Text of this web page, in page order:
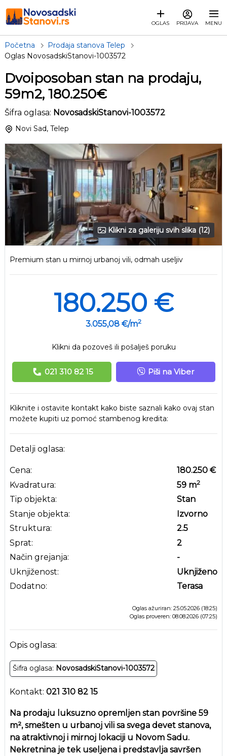
OGLAS PRIJAVA MENU
Početna
Prodaja stanova Telep
Oglas NovosadskiStanovi-1003572
Dvoiposoban stan na prodaju,
59m2, 180.250€
Šifra oglasa: NovosadskiStanovi-1003572
Novi Sad, Telep
Klikni za galeriju svih slika (12)
Premium stan u mirnoj urbanoj vili, odmah useljiv
180.250 €
3.055,08 €/m2
Klikni da pozoveš ili pošalješ poruku
021 310 82 15 Piši na Viber
Kliknite i ostavite kontakt kako biste saznali kako ovaj stan
možete kupiti uz pomoć stambenog kredita:
Detalji oglasa:
Cena:
Kvadratura:
Tip objekta:
Stanje objekta:
Struktura:
Sprat:
Način grejanja:
Uknjiženost:
Dodatno:
180.250 €
59 m2
Stan
Izvorno
2.5
2
-
Uknjiženo
Terasa
Oglas ažuriran: 25.05.2026 (18:25)
Oglas proveren: 08.08.2026 (07:25)
Opis oglasa:
Šifra oglasa: NovosadskiStanovi-1003572
Kontakt: 021 310 82 15
Na prodaju luksuzno opremljen stan površine 59
m², smešten u urbanoj vili sa svega devet stanova,
na atraktivnoj i mirnoj lokaciji u Novom Sadu.
Nekretnina je tek useljena i predstavlja savršen